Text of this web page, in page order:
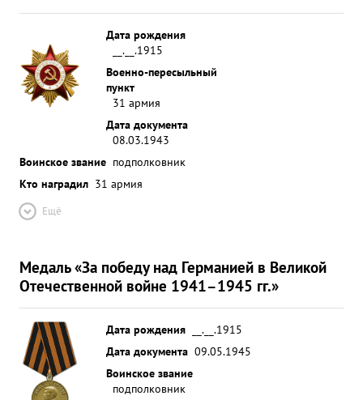
Дата рождения
__.__.1915
Военно-пересыльный
пункт
31 армия
Дата документа
08.03.1943
Воинское звание подполковник
Кто наградил 31 армия
Ещё
Медаль «За победу над Германией в Великой
Отечественной войне 1941–1945 гг.»
Дата рождения
__.__.1915
Дата документа 09.05.1945
Воинское звание
подполковник